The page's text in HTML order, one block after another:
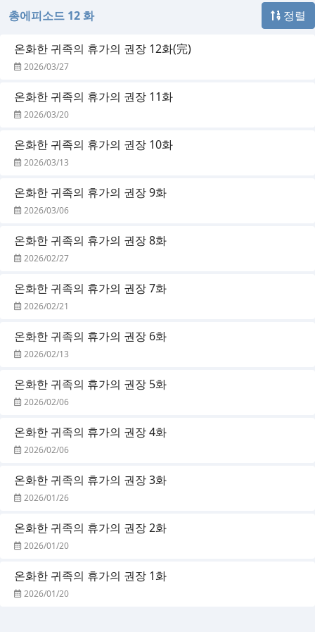
총에피소드 12 화 정렬
온화한 귀족의 휴가의 권장 12화(完)
2026/03/27
온화한 귀족의 휴가의 권장 11화
2026/03/20
온화한 귀족의 휴가의 권장 10화
2026/03/13
온화한 귀족의 휴가의 권장 9화
2026/03/06
온화한 귀족의 휴가의 권장 8화
2026/02/27
온화한 귀족의 휴가의 권장 7화
2026/02/21
온화한 귀족의 휴가의 권장 6화
2026/02/13
온화한 귀족의 휴가의 권장 5화
2026/02/06
온화한 귀족의 휴가의 권장 4화
2026/02/06
온화한 귀족의 휴가의 권장 3화
2026/01/26
온화한 귀족의 휴가의 권장 2화
2026/01/20
온화한 귀족의 휴가의 권장 1화
2026/01/20